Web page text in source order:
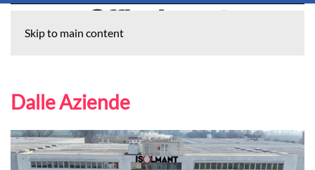
Skip to main content
Dalle Aziende